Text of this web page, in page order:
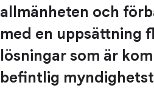
allmänheten och
med en uppsättning
lösningar som är
befintlig